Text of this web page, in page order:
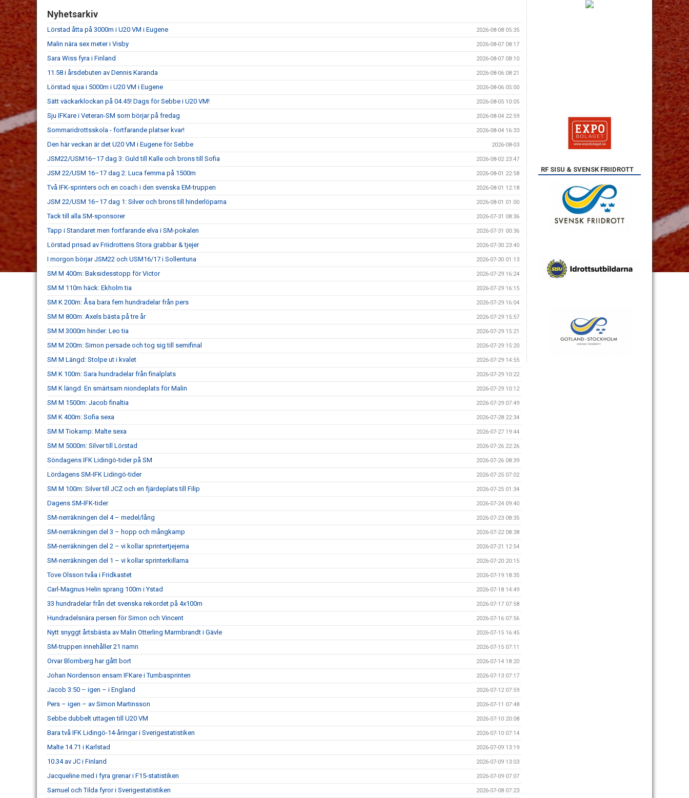
Nyhetsarkiv
Lörstad åtta på 3000m i U20 VM i Eugene 2026-08-08 05:35
Malin nära sex meter i Visby 2026-08-07 08:17
Sara Wiss fyra i Finland 2026-08-07 08:10
11.58 i årsdebuten av Dennis Karanda 2026-08-06 08:21
Lörstad sjua i 5000m i U20 VM i Eugene 2026-08-06 05:00
Sätt väckarklockan på 04.45! Dags för Sebbe i U20 VM! 2026-08-05 10:05
Sju IFKare i Veteran-SM som börjar på fredag 2026-08-04 22:59
Sommaridrottsskola - fortfarande platser kvar! 2026-08-04 16:33
Den här veckan är det U20 VM i Eugene för Sebbe 2026-08-03
JSM22/USM16–17 dag 3: Guld till Kalle och brons till Sofia 2026-08-02 23:47
JSM 22/USM 16–17 dag 2: Luca femma på 1500m 2026-08-01 22:58
Två IFK-sprinters och en coach i den svenska EM-truppen 2026-08-01 12:18
JSM 22/USM 16–17 dag 1: Silver och brons till hinderlöparna 2026-08-01 01:00
Tack till alla SM-sponsorer 2026-07-31 08:36
Tapp i Standaret men fortfarande elva i SM-pokalen 2026-07-31 00:36
Lörstad prisad av Friidrottens Stora grabbar & tjejer 2026-07-30 23:40
I morgon börjar JSM22 och USM16/17 i Sollentuna 2026-07-30 01:13
SM M 400m: Baksidesstopp för Victor 2026-07-29 16:24
SM M 110m häck: Ekholm tia 2026-07-29 16:15
SM K 200m: Åsa bara fem hundradelar från pers 2026-07-29 16:04
SM M 800m: Axels bästa på tre år 2026-07-29 15:57
SM M 3000m hinder: Leo tia 2026-07-29 15:21
SM M 200m: Simon persade och tog sig till semifinal 2026-07-29 15:20
SM M Längd: Stolpe ut i kvalet 2026-07-29 14:55
SM K 100m: Sara hundradelar från finalplats 2026-07-29 10:22
SM K längd: En smärtsam niondeplats för Malin 2026-07-29 10:12
SM M 1500m: Jacob finaltia 2026-07-29 07:49
SM K 400m: Sofia sexa 2026-07-28 22:34
SM M Tiokamp: Malte sexa 2026-07-27 19:44
SM M 5000m: Silver till Lörstad 2026-07-26 22:26
Söndagens IFK Lidingö-tider på SM 2026-07-26 08:39
Lördagens SM-IFK Lidingö-tider 2026-07-25 07:02
SM M 100m: Silver till JCZ och en fjärdeplats till Filip 2026-07-25 01:34
Dagens SM-IFK-tider 2026-07-24 09:40
SM-nerräkningen del 4 – medel/lång 2026-07-23 08:35
SM-nerräkningen del 3 – hopp och mångkamp 2026-07-22 08:38
SM-nerräkningen del 2 – vi kollar sprintertjejerna 2026-07-21 12:54
SM-nerräkningen del 1 – vi kollar sprinterkillarna 2026-07-20 20:15
Tove Olsson tvåa i Fridkastet 2026-07-19 18:35
Carl-Magnus Helin sprang 100m i Ystad 2026-07-18 14:49
33 hundradelar från det svenska rekordet på 4x100m 2026-07-17 07:58
Hundradelsnära persen för Simon och Vincent 2026-07-16 07:56
Nytt snyggt årtsbästa av Malin Otterling Marmbrandt i Gävle 2026-07-15 16:45
SM-truppen innehåller 21 namn 2026-07-15 07:11
Orvar Blomberg har gått bort 2026-07-14 18:20
Johan Nordenson ensam IFKare i Tumbasprinten 2026-07-13 07:17
Jacob 3:50 – igen – i England 2026-07-12 07:59
Pers – igen – av Simon Martinsson 2026-07-11 07:48
Sebbe dubbelt uttagen till U20 VM 2026-07-10 20:08
Bara två IFK Lidingö-14-åringar i Sverigestatistiken 2026-07-10 07:14
Malte 14.71 i Karlstad 2026-07-09 13:19
10.34 av JC i Finland 2026-07-09 13:03
Jacqueline med i fyra grenar i F15-statistiken 2026-07-09 07:07
Samuel och Tilda fyror i Sverigestatistiken 2026-07-08 07:23
RF SISU & SVENSK FRIIDROTT